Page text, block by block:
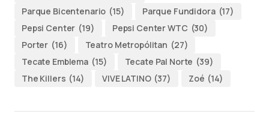
Parque Bicentenario (15) Parque Fundidora (17)
Pepsi Center (19) Pepsi Center WTC (30)
Porter (16) Teatro Metropólitan (27)
Tecate Emblema (15) Tecate Pal Norte (39)
The Killers (14) VIVE LATINO (37) Zoé (14)